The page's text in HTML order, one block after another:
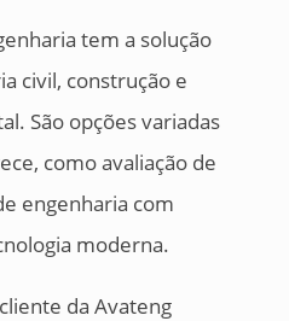
tem a solução
civil, construção e
São opções variadas
como avaliação de
engenharia com
moderna.
da Avateng